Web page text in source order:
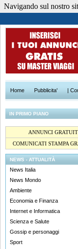
Home Pubblicita' |
IN PRIMO PIANO
ANNUNCI
COMUNICATI STAMPA
NEWS - ATTUALITÀ
News Italia
News Mondo
Ambiente
Economia e Finanza
Internet e Informatica
Scienza e Salute
Gossip e personaggi
Sport
Navigando sul nostro